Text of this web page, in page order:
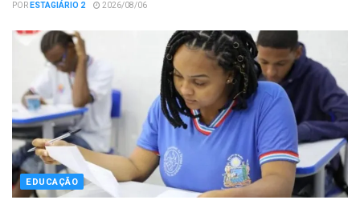
PORESTAGIÁRIO 2 2026/08/06
EDUCAÇÃO